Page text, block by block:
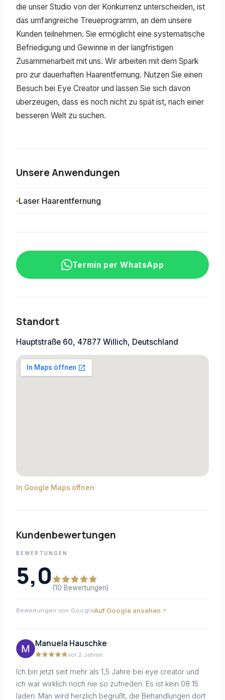
die unser Studio von der Konkurrenz unterscheiden, ist
das umfangreiche Treueprogramm, an dem unsere
Kunden teilnehmen. Sie ermöglicht eine systematische
Befriedigung und Gewinne in der langfristigen
Zusammenarbeit mit uns. Wir arbeiten mit dem Spark
pro zur dauerhaften Haarentfernung. Nutzen Sie einen
Besuch bei Eye Creator und lassen Sie sich davon
überzeugen, dass es noch nicht zu spät ist, nach einer
besseren Welt zu suchen.
Unsere Anwendungen
Laser Haarentfernung
Termin per WhatsApp
Standort
Hauptstraße 60, 47877 Willich, Deutschland
In Google Maps öffnen
Kundenbewertungen
BEWERTUNGEN
5,0 (10 Bewertungen)
Bewertungen von GoogleAuf Google ansehen
Manuela Hauschke
vor 2 Jahren
Ich bin jetzt seit mehr als 1,5 Jahre bei eye creator und
ich war wirklich noch nie so zufrieden. Es ist kein 08 15
laden. Man wird herzlich begrüßt, die Behandlungen dort